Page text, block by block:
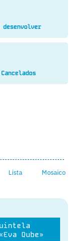
desenvolver
Cancelados
Lista Mosaico
Qube»